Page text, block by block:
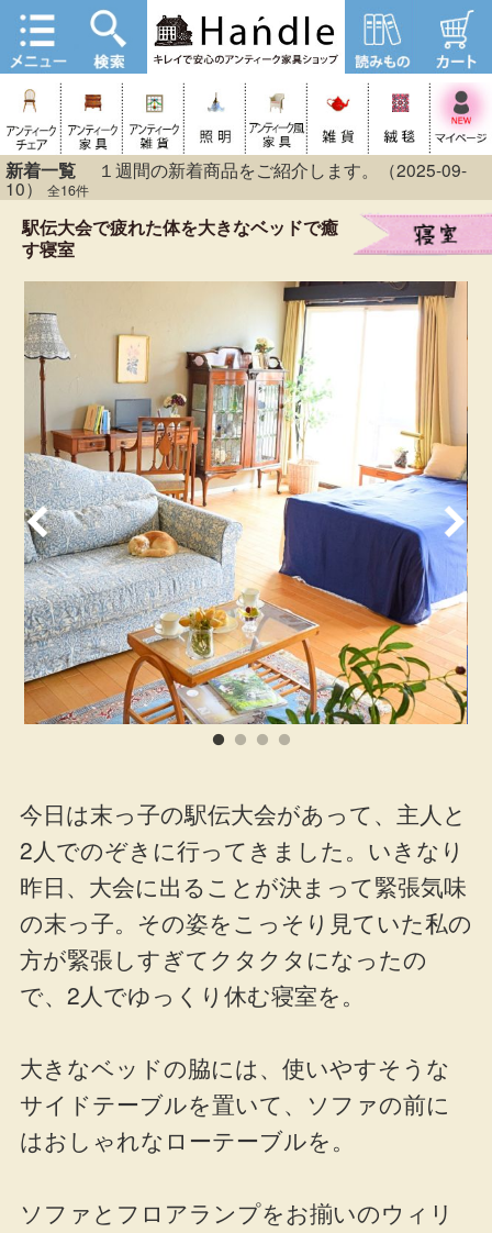
新着一覧 １週間の新着商品をご紹介します。（2025-09-
10） 全16件
駅伝大会で疲れた体を大きなベッドで癒
す寝室
今日は末っ子の駅伝大会があって、主人と
2人でのぞきに行ってきました。いきなり
昨日、大会に出ることが決まって緊張気味
の末っ子。その姿をこっそり見ていた私の
方が緊張しすぎてクタクタになったの
で、2人でゆっくり休む寝室を。
大きなベッドの脇には、使いやすそうな
サイドテーブルを置いて、ソファの前に
はおしゃれなローテーブルを。
ソファとフロアランプをお揃いのウィリ